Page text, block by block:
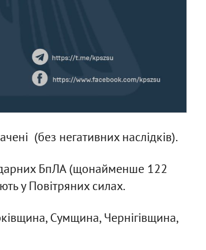
(без негативних наслідків).
ударних БпЛА (щонайменше 122
у Повітряних силах.
Сумщина, Чернігівщина,